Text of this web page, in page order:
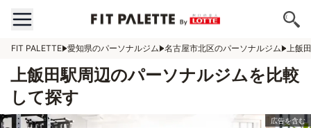
FIT PALETTE 愛知県のパーソナルジム 名古屋市北区のパーソナルジム 上飯
上飯田駅周辺のパーソナルジムを比較
して探す